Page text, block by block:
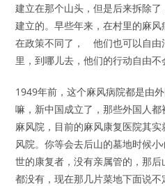
建立在那个山头，但是后来拆除
建立的。早些年来，在村里的麻
在政策不同了， 他们也可以自由
里，到哪儿去，他们的行动自由不
1949年前，这个麻风病院都是由
嘛，新中国成立了，那些外国人
麻风院，目前的麻风康复医院其
风院。你等会去后山的墓地时候
世的康复者，没有亲属管的，那
都没有，现在那几片菜地下面说